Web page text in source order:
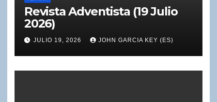
Revista Adventista (19 Julio
2026)
JULIO 19, 2026 JOHN GARCIA KEY (ES)